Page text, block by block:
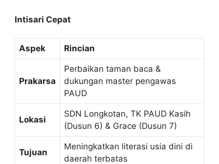
Intisari Cepat
Aspek Rincian
Prakarsa
Perbaikan taman baca &
dukungan master pengawas
PAUD
Lokasi
SDN Longkotan, TK PAUD Kasih
(Dusun 6) & Grace (Dusun 7)
Tujuan
Meningkatkan literasi usia dini di
daerah terbatas